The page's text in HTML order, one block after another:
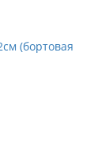
(бортовая